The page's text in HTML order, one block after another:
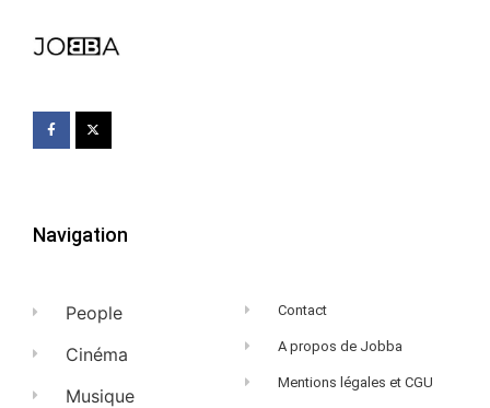
Navigation
People
Cinéma
Musique
Contact
A propos de Jobba
Mentions légales et CGU